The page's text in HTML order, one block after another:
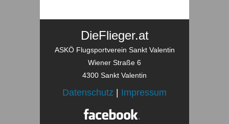
DieFlieger.at
ASKÖ Flugsportverein Sankt Valentin
Wiener Straße 6
4300 Sankt Valentin
Datenschutz | Impressum